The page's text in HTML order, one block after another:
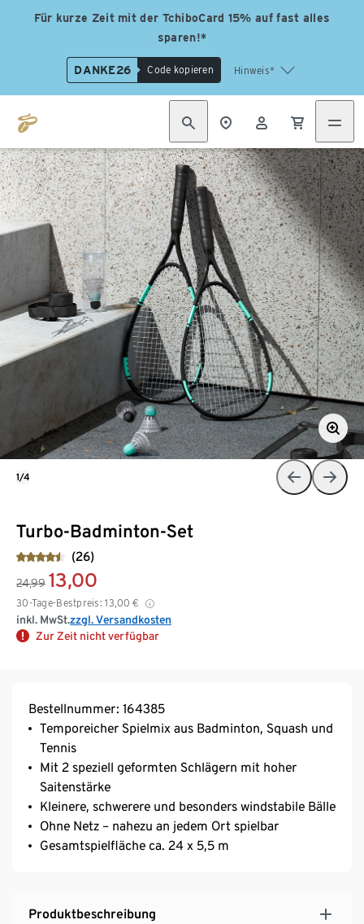
Für kurze Zeit mit der TchiboCard 15% auf fast alles
sparen!*
DANKE26 Code kopieren Hinweis*
Turbo-Badminton-Set
(26)
24,99 13,00
30-Tage-Bestpreis: 13,00 €
inkl. MwSt.zzgl. Versandkosten
Zur Zeit nicht verfügbar
1/4
Bestellnummer: 164385
Temporeicher Spielmix aus Badminton, Squash und
Tennis
Mit 2 speziell geformten Schlägern mit hoher
Saitenstärke
Kleinere, schwerere und besonders windstabile Bälle
Ohne Netz – nahezu an jedem Ort spielbar
Gesamtspielfläche ca. 24 x 5,5 m
Produktbeschreibung